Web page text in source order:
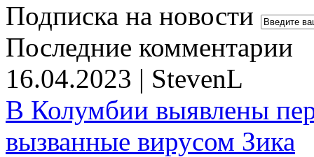
Подписка на новости
Последние комментарии
16.04.2023 | StevenL
В Колумбии выявлены
вызванные вирусом Зика